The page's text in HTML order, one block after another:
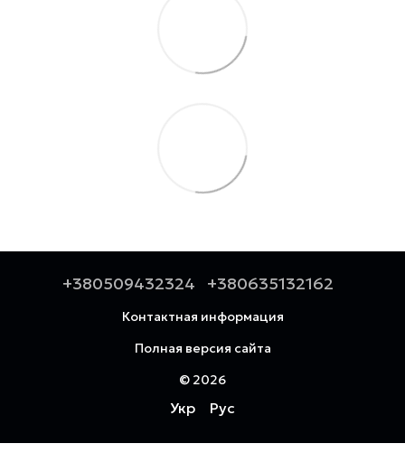
+380509432324 +380635132162
Контактная информация
Полная версия сайта
© 2026
Укр Рус